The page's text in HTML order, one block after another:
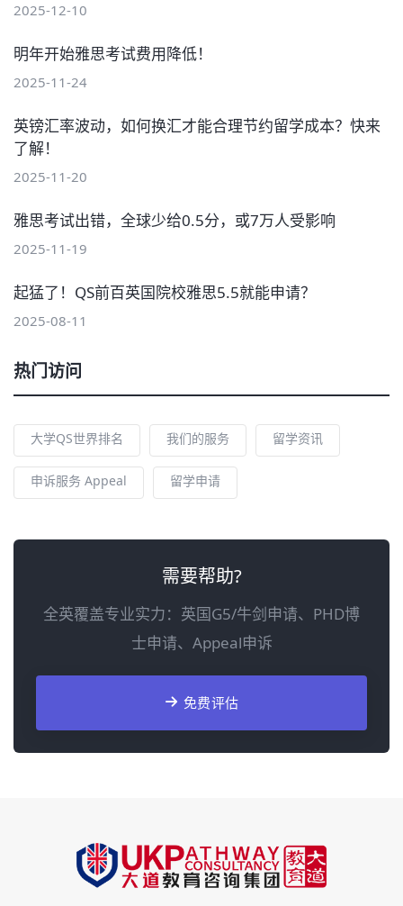
2025-12-10
明年开始雅思考试费用降低！
2025-11-24
英镑汇率波动，如何换汇才能合理节约留学成本？快来
了解！
2025-11-20
雅思考试出错，全球少给0.5分，或7万人受影响
2025-11-19
起猛了！QS前百英国院校雅思5.5就能申请？
2025-08-11
热门访问
大学QS世界排名 我们的服务 留学资讯
申诉服务 Appeal 留学申请
需要帮助?
全英覆盖专业实力：英国G5/牛剑申请、PHD博
士申请、Appeal申诉
免费评估